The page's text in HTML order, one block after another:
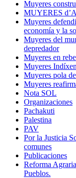
Muyeres
MUYERES
Muyeres
economía y la
Muyeres del
depredador
Muyeres en
Muyeres
Muyeres pola
Muyeres
Nota SOL
Organizaciones
Pachakuti
Palestina
PAV
Por la Justicia
comunes
Publicaciones
Reforma
Pueblos.